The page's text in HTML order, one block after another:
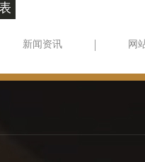
新闻资讯 网